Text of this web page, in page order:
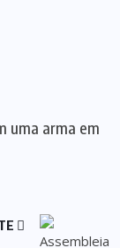
uma arma em